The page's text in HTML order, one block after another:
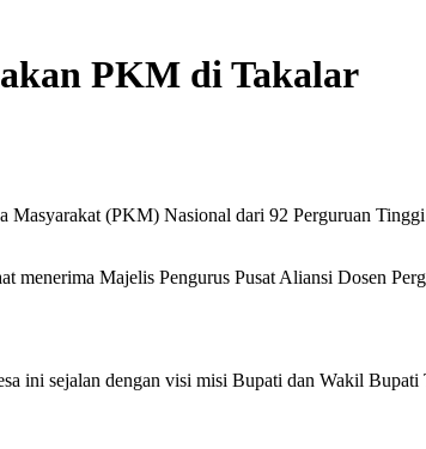
PKM di Takalar
Masyarakat (PKM) Nasional dari 92 Perguruan
Majelis Pengurus Pusat Aliansi Dosen
ini sejalan dengan visi misi Bupati dan Wakil